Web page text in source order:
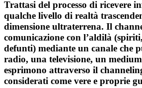
Trattasi del processo di ricevere
qualche livello di realtà
dimensione ultraterrena. Il
comunicazione con l’aldilà
defunti) mediante un canale che
radio, una televisione, un
esprimono attraverso il
considerati come vere e proprie